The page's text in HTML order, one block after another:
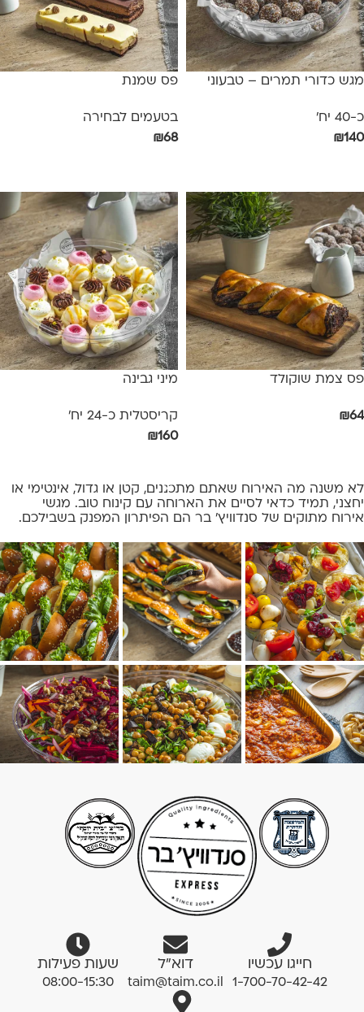
מגש כדורי תמרים – טבעוני
כ-40 יח'
₪140
פס שמנת
בטעמים לבחירה
₪68
פס צמת שוקולד
₪64
מיני גבינה
קריסטלית כ-24 יח'
₪160
לא משנה מה האירוח שאתם מתכננים, קטן או גדול, אינטימי או
יחצני, תמיד כדאי לסיים את הארוחה עם קינוח טוב. מגשי
אירוח מתוקים של סנדוויץ' בר הם הפיתרון המפנק בשבילכם.
חייגו עכשיו
1-700-70-42-42
דוא”ל
taim@taim.co.il
שעות פעילות
08:00-15:30